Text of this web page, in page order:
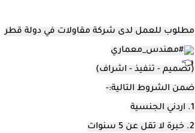
مطلوب للعمل لدى شركة مقاولات في دولة قطر
#مهندس_معماري
(تصميم - تنفيذ - اشراف)
ضمن الشروط التالية:-
1. اردني الجنسية
2. خبرة لا تقل عن 5 سنوات